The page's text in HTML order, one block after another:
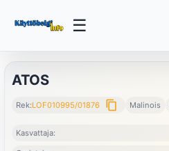
☰
ATOS
Rek:LOF010995/01876 content_copy Malinois
Kasvattaja: